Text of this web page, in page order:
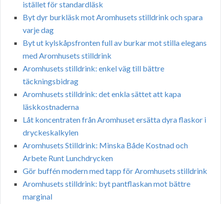
istället för standardläsk
Byt dyr burkläsk mot Aromhusets stilldrink och spara
varje dag
Byt ut kylskåpsfronten full av burkar mot stilla elegans
med Aromhusets stilldrink
Aromhusets stilldrink: enkel väg till bättre
täckningsbidrag
Aromhusets stilldrink: det enkla sättet att kapa
läskkostnaderna
Låt koncentraten från Aromhuset ersätta dyra flaskor i
dryckeskalkylen
Aromhusets Stilldrink: Minska Både Kostnad och
Arbete Runt Lunchdrycken
Gör buffén modern med tapp för Aromhusets stilldrink
Aromhusets stilldrink: byt pantflaskan mot bättre
marginal